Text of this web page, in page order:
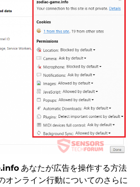
あなたが広告を操作する方法
オンライン行動についてのさらに